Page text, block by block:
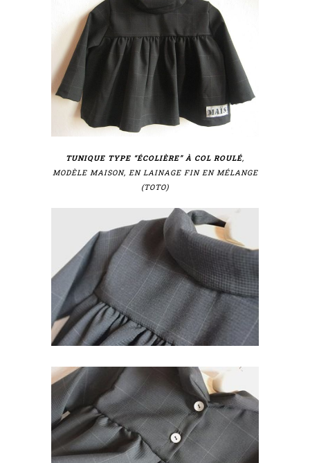
TUNIQUE TYPE “ÉCOLIÈRE” À COL ROULÉ,
MODÈLE MAISON, EN LAINAGE FIN EN MÉLANGE
(TOTO)